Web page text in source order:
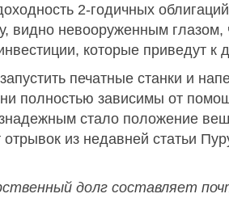
2-годичных
видно невооруженным глазом,
которые приведут к
печатные станки и
полностью зависимы от
стало положение
отрывок из недавней статьи
долг составляет